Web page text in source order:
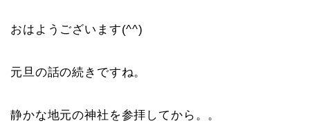
おはようございます(^^)
元旦の話の続きですね。
静かな地元の神社を参拝してから。。